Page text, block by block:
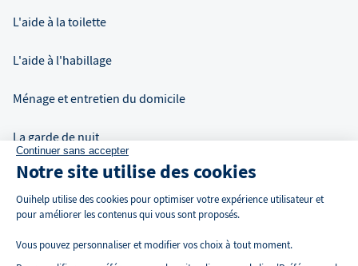
L'aide à la toilette
L'aide à l'habillage
Ménage et entretien du domicile
La garde de nuit
Auxiliaire de vie à domicile
Continuer sans accepter
Notre site utilise des cookies
Ouihelp utilise des cookies pour optimiser votre expérience utilisateur et
pour améliorer les contenus qui vous sont proposés.
Vous pouvez personnaliser et modifier vos choix à tout moment.